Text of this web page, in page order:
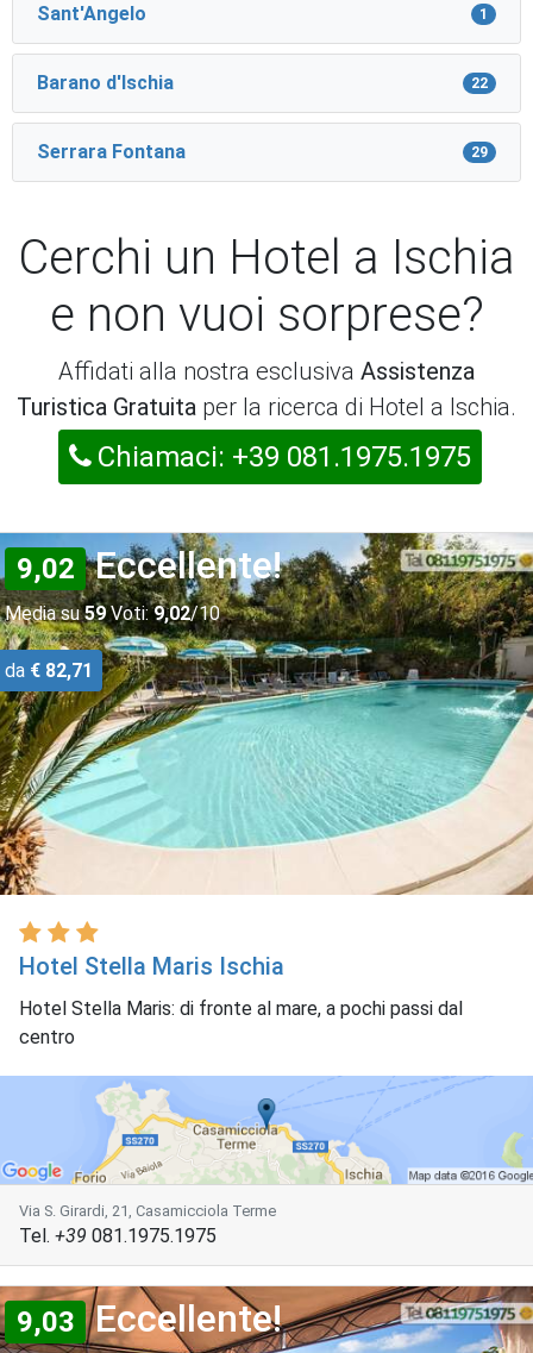
Sant'Angelo 1
Barano d'Ischia 22
Serrara Fontana 29
Cerchi un Hotel a Ischia
e non vuoi sorprese?
Affidati alla nostra esclusiva Assistenza
Turistica Gratuita per la ricerca di Hotel a Ischia.
Chiamaci: +39 081.1975.1975
9,02 Eccellente!
Media su59Voti: 9,02/10
da € 82,71
Hotel Stella Maris Ischia
Hotel Stella Maris: di fronte al mare, a pochi passi dal
centro
Via S. Girardi, 21, Casamicciola Terme
Tel. +39 081.1975.1975
9,03 Eccellente!